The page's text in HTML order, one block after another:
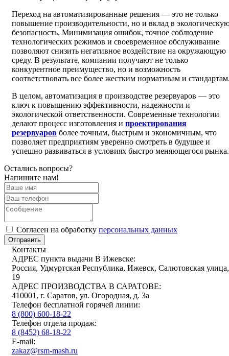
Переход на автоматизированные решения — это не только
повышение производительности, но и вклад в
безопасность. Минимизация ошибок, точное соблюдение
технологических режимов и своевременное обслуживание
позволяют снизить негативное воздействие на окружающую
среду. В результате, компании получают не только
конкурентное преимущество, но и возможность
соответствовать все более жестким нормативам и
В целом, автоматизация в производстве резервуаров — это
ключ к повышению эффективности, надежности и
экологической ответственности. Современные технологии
делают процесс изготовления и проектирования
резервуаров более точным, быстрым и экономичным, что
позволяет предприятиям уверенно смотреть в будущее и
успешно развиваться в условиях быстро меняющегося рынка.
Остались вопросы?
Напишите нам!
Cогласен на обработку персональных данных
Отправить
Контакты
АДРЕС пункта выдачи В Ижевске:
Россия, Удмуртская Республика, Ижевск, Салютовская улица,
19
АДРЕС ПРОИЗВОДСТВА В САРАТОВЕ:
410001, г. Саратов, ул. Огородная, д. 3а
Телефон бесплатной горячей линии:
8 (800) 600-18-22
Телефон отдела продаж:
8 (8452) 68-18-22
E-mail:
zakaz@rsm-mash.ru